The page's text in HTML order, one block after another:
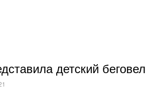
детский беговел